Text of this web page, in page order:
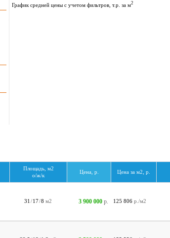
График средней цены с учетом фильтров, т.р. за м2
Площадь, м2
о/ж/к
Цена, р. Цена за м2, р.
31 /17/8 м2 3 900 000 р. 125 806 р./м2